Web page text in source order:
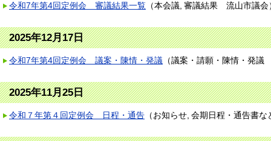
令和7年第4回定例会 審議結果一覧 （本会議 審議結果 流山市議会
2025年12月17日
令和7年第4回定例会 議案・陳情・発議 （議案・請願・陳情・発議
2025年11月25日
令和７年第４回定例会 日程・通告 （お知らせ 会期日程・通告書な